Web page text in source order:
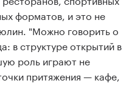
форматов, и это не
"Можно говорить о
в структуре открытий в
роль играют не
притяжения — кафе,